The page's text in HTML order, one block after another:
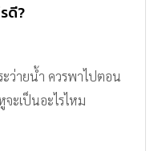
ดี?
ว่ายน้ำ ควรพาไปตอน
จะเป็นอะไรไหม